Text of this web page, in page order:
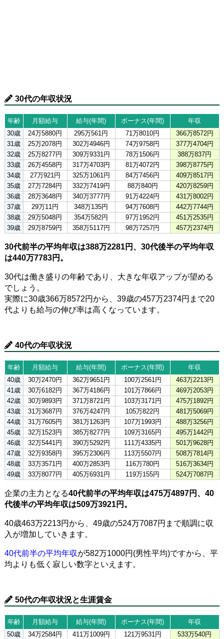
30代の年収状況
年齢 月額給与 給与(年間) ボーナス(年間)
年収
30歳
24万5880円 295万561円 71万8010円
366万8572円
31歳
25万2078円 302万4946円 74万9758円
377万4704円
32歳
25万8277円 309万9331円 78万1506円
388万837円
33歳
26万4558円 317万4703円 81万4072円
398万8775円
34歳
27万921円 325万1061円 84万7456円
409万8517円
35歳
27万7284円 332万7419円 88万840円
420万8259円
36歳
28万3648円 340万3777円 91万4224円
431万8002円
37歳
29万11円 348万135円 94万7608円
442万7744円
38歳
29万5048円 354万582円 97万1952円
451万2535円
39歳
29万8759円 358万5117円 98万7257円 457万2374円
30代前半の平均年収は388万2281円、30代後半の平均年収
は440万7783円。
30代は働き盛りの年齢であり、大きな年収アップが望める
でしょう。
実際に30歳366万8572円から、39歳の457万2374円まで20
代よりも給与の伸び率は高くなっています。
40代の年収状況
年齢 月額給与 給与(年間) ボーナス(年間)
年収
40歳
30万2470円 362万9651円 100万2561円
463万2213円
41歳
30万6182円 367万4186円 101万7866円
469万2053円
42歳
30万9893円 371万8721円 103万3171円
475万1892円
43歳
31万3687円 376万4247円 105万822円
481万5069円
44歳
31万7605円 381万1263円 107万1993円
488万3256円
45歳
32万1523円 385万8277円 109万3165円
495万1442円
46歳
32万5441円 390万5292円 111万4335円
501万9628円
47歳
32万9358円 395万2306円 113万5507円
508万7814円
48歳
33万3571円 400万2853円 116万780円
516万3634円
49歳
33万8077円 405万6931円 119万155円 524万7087円
企業の主力となる40代前半の平均年収は475万4897円、40
代後半の平均年収は509万3921円。
40歳463万2213円から、49歳の524万7087円まで順調に収
入が増加していきます。
40代前半の平均年収が582万1000円(男性平均)ですから、平
均よりも低く寂しい数字といえます。
50代の年収状況と生涯賃金
年齢 月額給与 給与(年間) ボーナス(年間)
年収
50歳
34万2584円 411万1009円 121万9531円
533万540円